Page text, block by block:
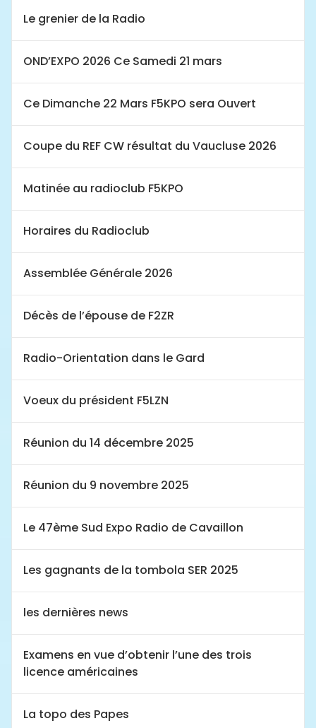
Le grenier de la Radio
OND’EXPO 2026 Ce Samedi 21 mars
Ce Dimanche 22 Mars F5KPO sera Ouvert
Coupe du REF CW résultat du Vaucluse 2026
Matinée au radioclub F5KPO
Horaires du Radioclub
Assemblée Générale 2026
Décès de l’épouse de F2ZR
Radio-Orientation dans le Gard
Voeux du président F5LZN
Réunion du 14 décembre 2025
Réunion du 9 novembre 2025
Le 47ème Sud Expo Radio de Cavaillon
Les gagnants de la tombola SER 2025
les dernières news
Examens en vue d’obtenir l’une des trois
licence américaines
La topo des Papes